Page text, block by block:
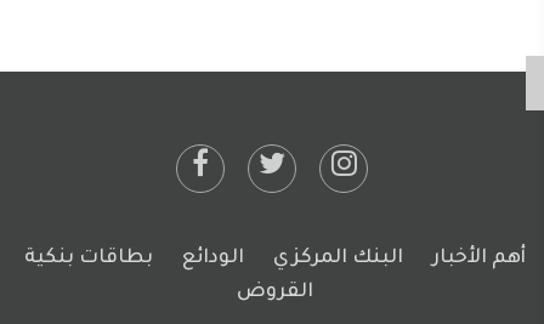
أهم الأخبار البنك المركزي الودائع
بطاقات بنكية
القروض